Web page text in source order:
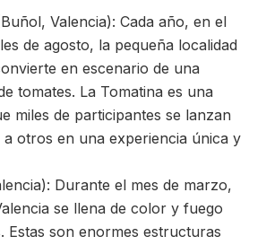
Valencia): Cada año, en el
de agosto, la pequeña localidad
en escenario de una
tomates. La Tomatina es una
miles de participantes se lanzan
otros en una experiencia única y
Durante el mes de marzo,
se llena de color y fuego
Estas son enormes estructuras